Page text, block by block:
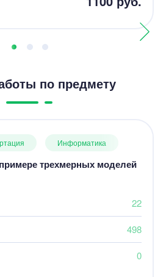
по предмету
Информатика
трехмерных моделей
22
498
0